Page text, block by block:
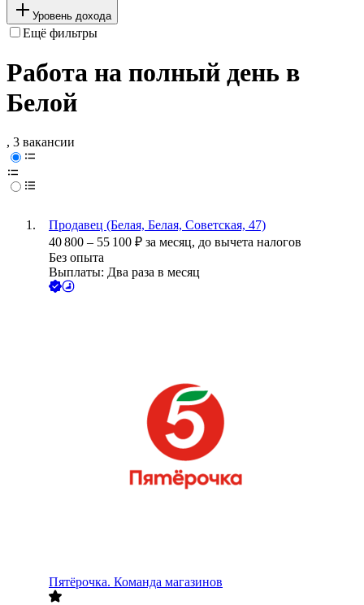
Уровень дохода
Ещё фильтры
Работа на полный день в
Белой
, 3 вакансии
Продавец (Белая, Белая, Советская, 47)
40 800 – 55 100 ₽ за месяц, до вычета налогов
Без опыта
Выплаты: Два раза в месяц
Пятёрочка. Команда магазинов